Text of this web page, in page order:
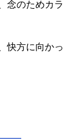
念のためカラ
快方に向かっ
が、